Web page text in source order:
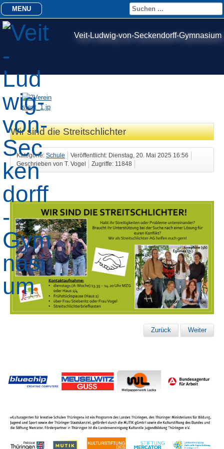
Veit-Ludwig-von-Seckendorff-Gymnasium
MENU
Wir sind die Streitschlichter
Kategorie: Schule
Veröffentlicht: Dienstag, 20. Mai 2025 16:56
Geschrieben von T. Vogel
Zugriffe: 11848
Zurück Weiter